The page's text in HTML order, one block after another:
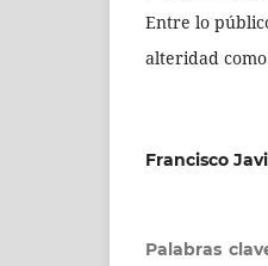
Entre lo
alteridad
Francisco
Palabras